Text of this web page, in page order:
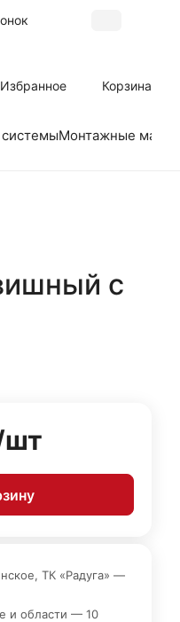
Избранное Корзина
Монтажные
с
шт
ТК «Радуга» —
и области — 10